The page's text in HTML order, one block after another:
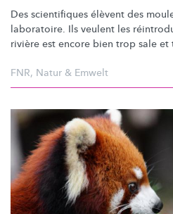
Des scientifiques élèvent des
laboratoire. Ils veulent les
rivière est encore bien trop sale et
FNR, Natur & Emwelt